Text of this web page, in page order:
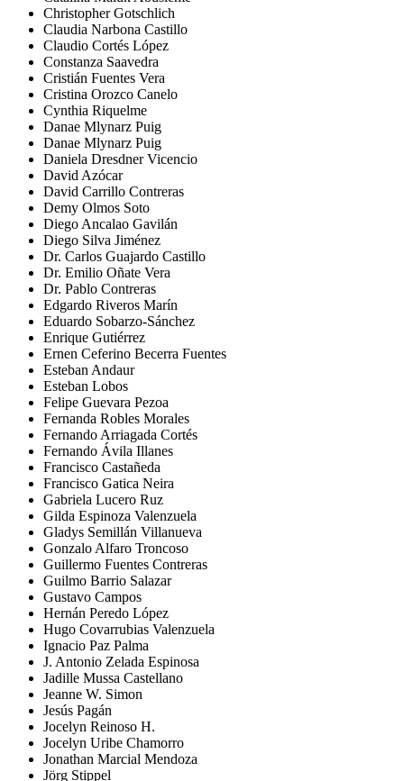
Christopher Gotschlich
Claudia Narbona Castillo
Claudio Cortés López
Constanza Saavedra
Cristián Fuentes Vera
Cristina Orozco Canelo
Cynthia Riquelme
Danae Mlynarz Puig
Danae Mlynarz Puig
Daniela Dresdner Vicencio
David Azócar
David Carrillo Contreras
Demy Olmos Soto
Diego Ancalao Gavilán
Diego Silva Jiménez
Dr. Carlos Guajardo Castillo
Dr. Emilio Oñate Vera
Dr. Pablo Contreras
Edgardo Riveros Marín
Eduardo Sobarzo-Sánchez
Enrique Gutiérrez
Ernen Ceferino Becerra Fuentes
Esteban Andaur
Esteban Lobos
Felipe Guevara Pezoa
Fernanda Robles Morales
Fernando Arriagada Cortés
Fernando Ávila Illanes
Francisco Castañeda
Francisco Gatica Neira
Gabriela Lucero Ruz
Gilda Espinoza Valenzuela
Gladys Semillán Villanueva
Gonzalo Alfaro Troncoso
Guillermo Fuentes Contreras
Guilmo Barrio Salazar
Gustavo Campos
Hernán Peredo López
Hugo Covarrubias Valenzuela
Ignacio Paz Palma
J. Antonio Zelada Espinosa
Jadille Mussa Castellano
Jeanne W. Simon
Jesús Pagán
Jocelyn Reinoso H.
Jocelyn Uribe Chamorro
Jonathan Marcial Mendoza
Jörg Stippel